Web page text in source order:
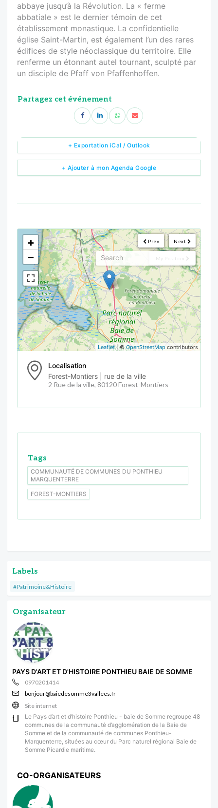
abbaye jusqu’à la Révolution. La « ferme
abbatiale » est le dernier témoin de cet
établissement monastique. La confidentielle
église Saint-Martin, est également l’un des rares
édifices de style néoclassique du territoire. Elle
renferme un étonnant autel tournant, sculpté par
un disciple de Pfaff von Pfaffenhoffen.
Partagez cet événement
+ Ajouter à mon Agenda Google
+ Exportation iCal / Outlook
Next
Prev
My Position
<!---->
+
−
Leaflet| ©OpenStreetMap contributors
Localisation
Forest-Montiers | rue de la ville
2 Rue de la ville, 80120 Forest-Montiers
Tags
COMMUNAUTÉ DE COMMUNES DU PONTHIEU
MARQUENTERRE
FOREST-MONTIERS
Labels
#Patrimoine&Histoire
Organisateur
PAYS D'ART ET D'HISTOIRE PONTHIEU BAIE DE SOMME
0970201414
bonjour@baiedesomme3vallees.fr
Site internet
Le Pays d’art et d’histoire Ponthieu - baie de Somme regroupe 48
communes de la communauté d’agglomération de la Baie de
Somme et de la communauté de communes Ponthieu-
Marquenterre, situées au cœur du Parc naturel régional Baie de
Somme Picardie maritime.
CO-ORGANISATEURS